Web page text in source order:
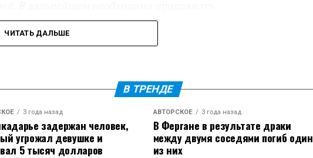
– новые обходы, в том числе станицы
а также другие важные проекты, – сказал
дорог. С 2020 по 2026 год построили
2,5 км мостов и путепроводов.
и города Тимашевска – это наш
сеть. Обход Тимашевска на стадии 70
ЧИТАТЬ ДАЛЬШЕ
В ТРЕНДЕ
3 года назад
задержан человек,
угрожал девушке и
5 тысяч долларов
АВТОРСКОЕ 3 года назад
В Фергане в результате драки
между двумя соседями погиб один
из них